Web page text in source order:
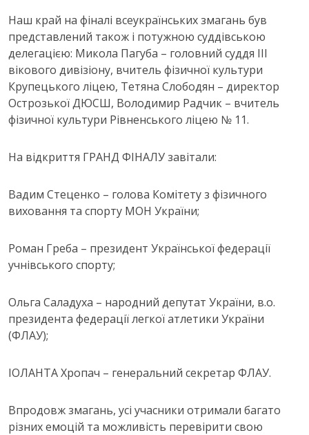
Наш край на фіналі всеукраїнських змагань був
представлений також і потужною суддівською
делегацією: Микола Пагуба – головний суддя ІІІ
вікового дивізіону, вчитель фізичної культури
Крупецького ліцею, Тетяна Слободян – директор
Острозької ДЮСШ, Володимир Радчик – вчитель
фізичної культури Рівненського ліцею № 11.
На відкриття ГРАНД ФІНАЛУ завітали:
Вадим Стеценко – голова Комітету з фізичного
виховання та спорту МОН України;
Роман Греба – президент Української федерації
учнівського спорту;
Ольга Саладуха – народний депутат України, в.о.
президента федерації легкої атлетики України
(ФЛАУ);
ІОЛАНТА Хропач – генеральний секретар ФЛАУ.
Впродовж змагань, усі учасники отримали багато
різних емоцій та можливість перевірити свою